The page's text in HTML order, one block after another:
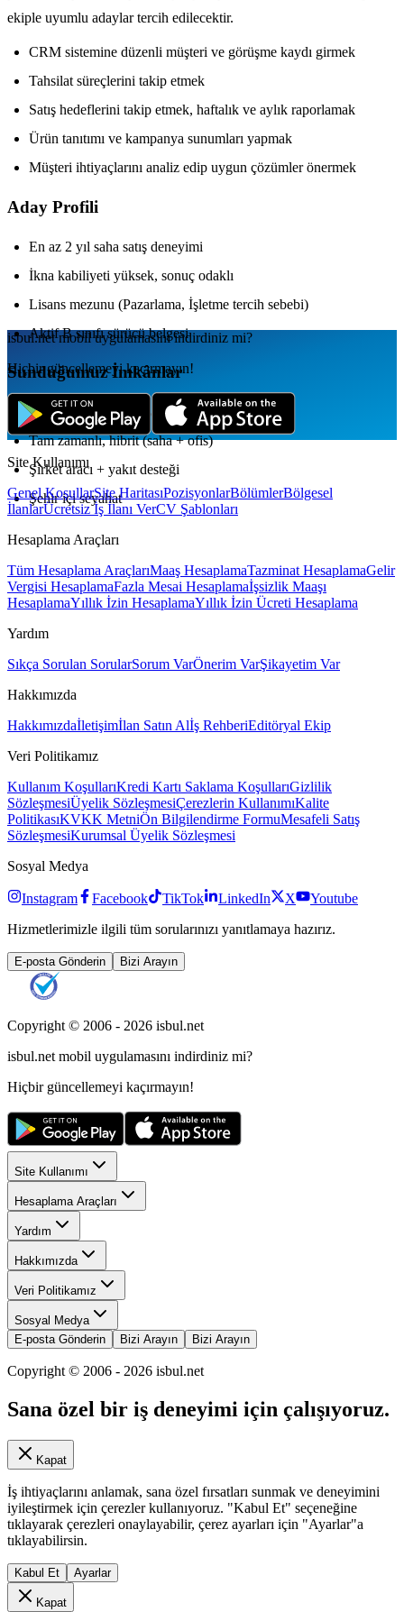
ekiple uyumlu adaylar tercih edilecektir.
CRM sistemine düzenli müşteri ve görüşme kaydı girmek
Tahsilat süreçlerini takip etmek
Satış hedeflerini takip etmek, haftalık ve aylık raporlamak
Ürün tanıtımı ve kampanya sunumları yapmak
Müşteri ihtiyaçlarını analiz edip uygun çözümler önermek
Aday Profili
En az 2 yıl saha satış deneyimi
İkna kabiliyeti yüksek, sonuç odaklı
Lisans mezunu (Pazarlama, İşletme tercih sebebi)
Aktif B sınıfı sürücü belgesi
Sunduğumuz İmkânlar
Sabit maaş + performans primi
Tam zamanlı, hibrit (saha + ofis)
Şirket aracı + yakıt desteği
Şehir içi seyahat
isbul.netmobil uygulamаsını indirdiniz mi?
Hiçbir güncellemeyi kaçırmayın!
Site Kullanımı
Genel KoşullarSite HaritasıPozisyonlarBölümlerBölgesel
İlanlarÜcretsiz İş İlanı VerCV Şablonları
Hesaplama Araçları
Tüm Hesaplama AraçlarıMaaş HesaplamaTazminat HesaplamaGelir
Vergisi HesaplamaFazla Mesai Hesaplamaİşsizlik Maaşı
HesaplamaYıllık İzin HesaplamaYıllık İzin Ücreti Hesaplama
Yardım
Sıkça Sorulan SorularSorum VarÖnerim VarŞikayetim Var
Hakkımızda
Hakkımızdaİletişimİlan Satın Alİş RehberiEditöryal Ekip
Veri Politikamız
Kullanım KoşullarıKredi Kartı Saklama KoşullarıGizlilik
SözleşmesiÜyelik SözleşmesiÇerezlerin KullanımıKalite
PolitikasıKVKK MetniÖn Bilgilendirme FormuMesafeli Satış
SözleşmesiKurumsal Üyelik Sözleşmesi
Sosyal Medya
Instagram Facebook TikTok LinkedIn X
Youtube
Hizmetlerimizle ilgili tüm sorularınızı yanıtlamaya hazırız.
E-posta Gönderin Bizi Arayın
Copyright © 2006 - 2026 isbul.net
isbul.net mobil uygulamasını indirdiniz mi?
Hiçbir güncellemeyi kaçırmayın!
Site Kullanımı
Hesaplama Araçları
Yardım
Hakkımızda
Veri Politikamız
Sosyal Medya
E-posta Gönderin
Bizi Arayın Bizi Arayın
Copyright © 2006 - 2026 isbul.net
Sana özel bir iş deneyimi için çalışıyoruz.
Kapat
İş ihtiyaçlarını anlamak, sana özel fırsatları sunmak ve deneyimini
iyileştirmek için çerezler kullanıyoruz. "Kabul Et" seçeneğine
tıklayarak çerezleri onaylayabilir, çerez ayarları için "Ayarlar"a
tıklayabilirsin.
Kabul Et Ayarlar
Kapat